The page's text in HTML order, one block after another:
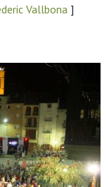
Vallbona ]